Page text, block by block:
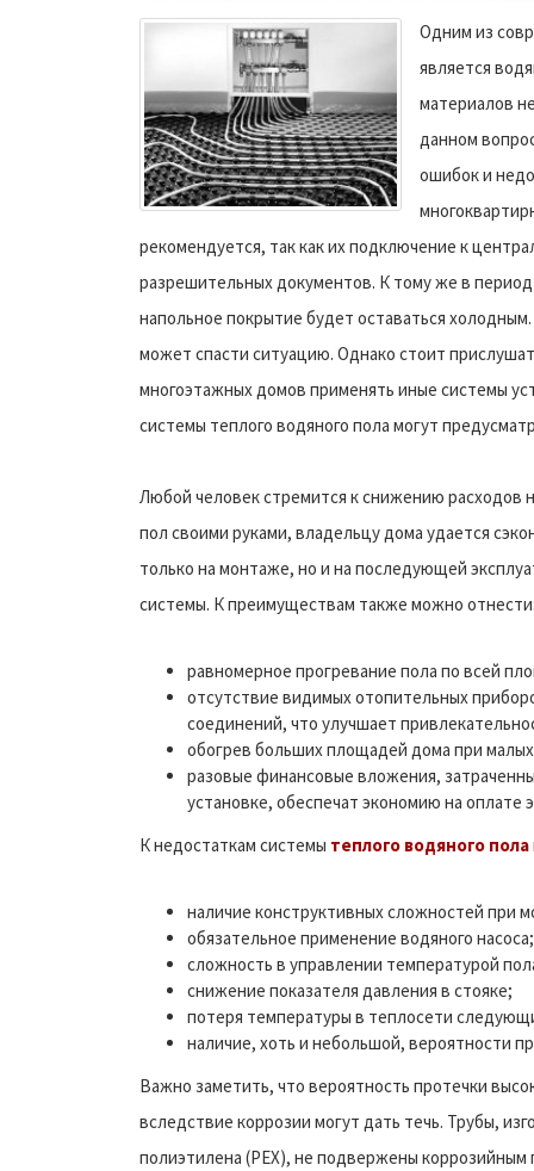
Одним из
является
материалов
данном
ошибок и
рекомендуется, так как их подключение к
разрешительных документов. К тому же в
напольное покрытие будет оставаться
может спасти ситуацию. Однако стоит
многоэтажных домов применять иные системы
системы теплого водяного пола могут
Любой человек стремится к снижению расходов
пол своими руками, владельцу дома удается
только на монтаже, но и на последующей
системы. К преимуществам также можно
равномерное прогревание пола по всей
отсутствие видимых отопительных
соединений, что улучшает
обогрев больших площадей дома при малых
разовые финансовые вложения,
установке, обеспечат экономию на оплате
К недостаткам системы теплого водяного пола
наличие конструктивных сложностей при
обязательное применение водяного насоса;
сложность в управлении температурой
снижение показателя давления в стояке;
потеря температуры в теплосети
наличие, хоть и небольшой, вероятности
Важно заметить, что вероятность протечки
вследствие коррозии могут дать течь. Трубы,
полиэтилена (PEX), не подвержены коррозийным